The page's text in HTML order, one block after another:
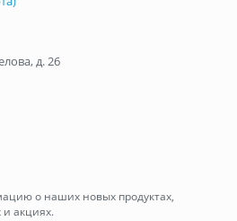
д. 26
о наших новых продуктах,
акциях.